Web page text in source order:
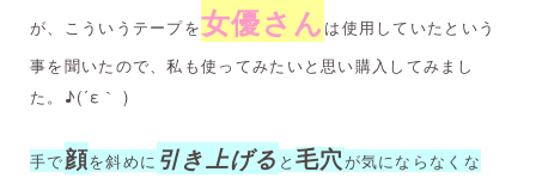
が、こういうテープを女優さん は使用していたという
事を聞いたので、私も使ってみたいと思い購入してみまし
た。♪(´ε｀ )
手で顔を斜めに 引き上げる と 毛穴が気にならなくな